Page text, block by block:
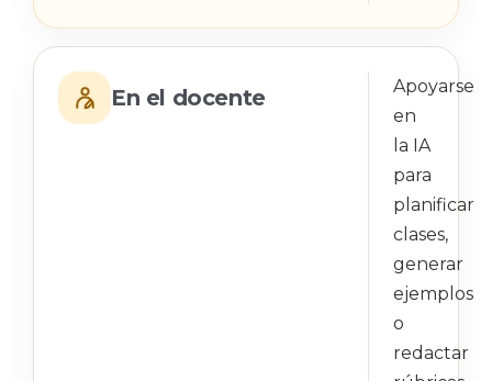
En el docente
Apoyarse
en
la IA
para
planificar
clases,
generar
ejemplos
o
redactar